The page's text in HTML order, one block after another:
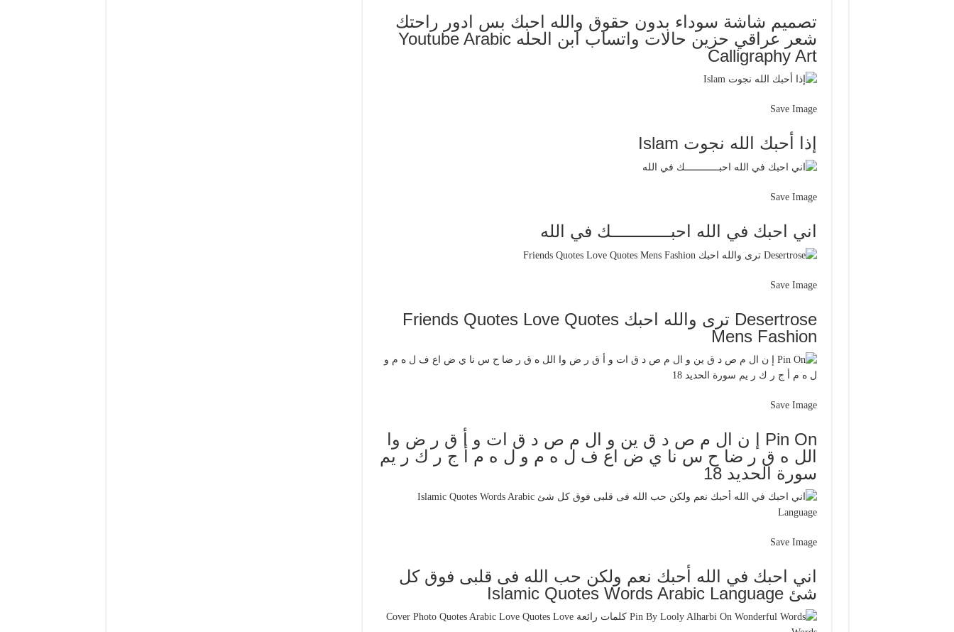
تصميم شاشة سوداء بدون حقوق والله احبك بس ادور راحتك
شعر عراقي حزين حالات واتساب ابن الحله Youtube Arabic
Calligraphy Art
Save Image
إذا أحبك الله نجوت Islam
Save Image
اني احبك في الله احبــــــــــــك في الله
Save Image
Desertrose ترى والله احبك Friends Quotes Love Quotes
Mens Fashion
Save Image
Pin On إ ن ال م ص د ق ين و ال م ص د ق ات و أ ق ر ض وا
الل ه ق ر ضا ح س نا ي ض اع ف ل ه م و ل ه م أ ج ر ك ر يم
سورة الحديد 18
Save Image
اني احبك في الله أحبك نعم ولكن حب الله فى قلبى فوق كل
شئ Islamic Quotes Words Arabic Language